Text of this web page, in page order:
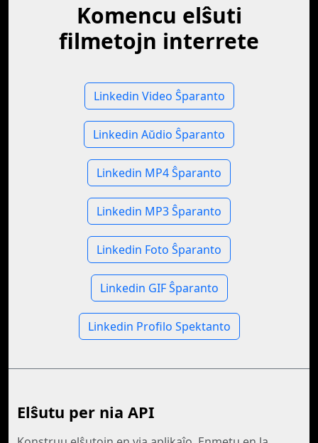
Komencu elŝuti
filmetojn interrete
Linkedin Video Ŝparanto
Linkedin Aŭdio Ŝparanto
Linkedin MP4 Ŝparanto
Linkedin MP3 Ŝparanto
Linkedin Foto Ŝparanto
Linkedin GIF Ŝparanto
Linkedin Profilo Spektanto
Elŝutu per nia API